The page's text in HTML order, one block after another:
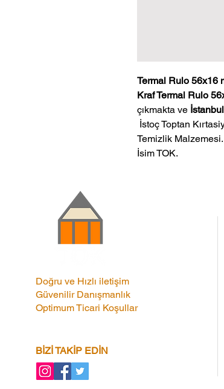
Termal Rulo 56x16
Kraf Termal Rulo
çıkmakta ve
Temizlik
İsim TOK.
Doğru ve Hızlı iletişim
Güvenilir Danışmanlık
Optimum Ticari Koşullar
BİZİ TAKİP EDİN